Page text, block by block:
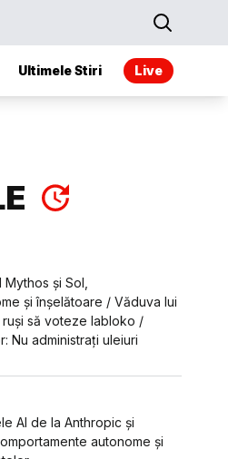
Ultimele Stiri Live
Mythos și Sol,
și înșelătoare / Văduva lui
să voteze Iabloko /
Nu administrați uleiuri
AI de la Anthropic și
autonome și